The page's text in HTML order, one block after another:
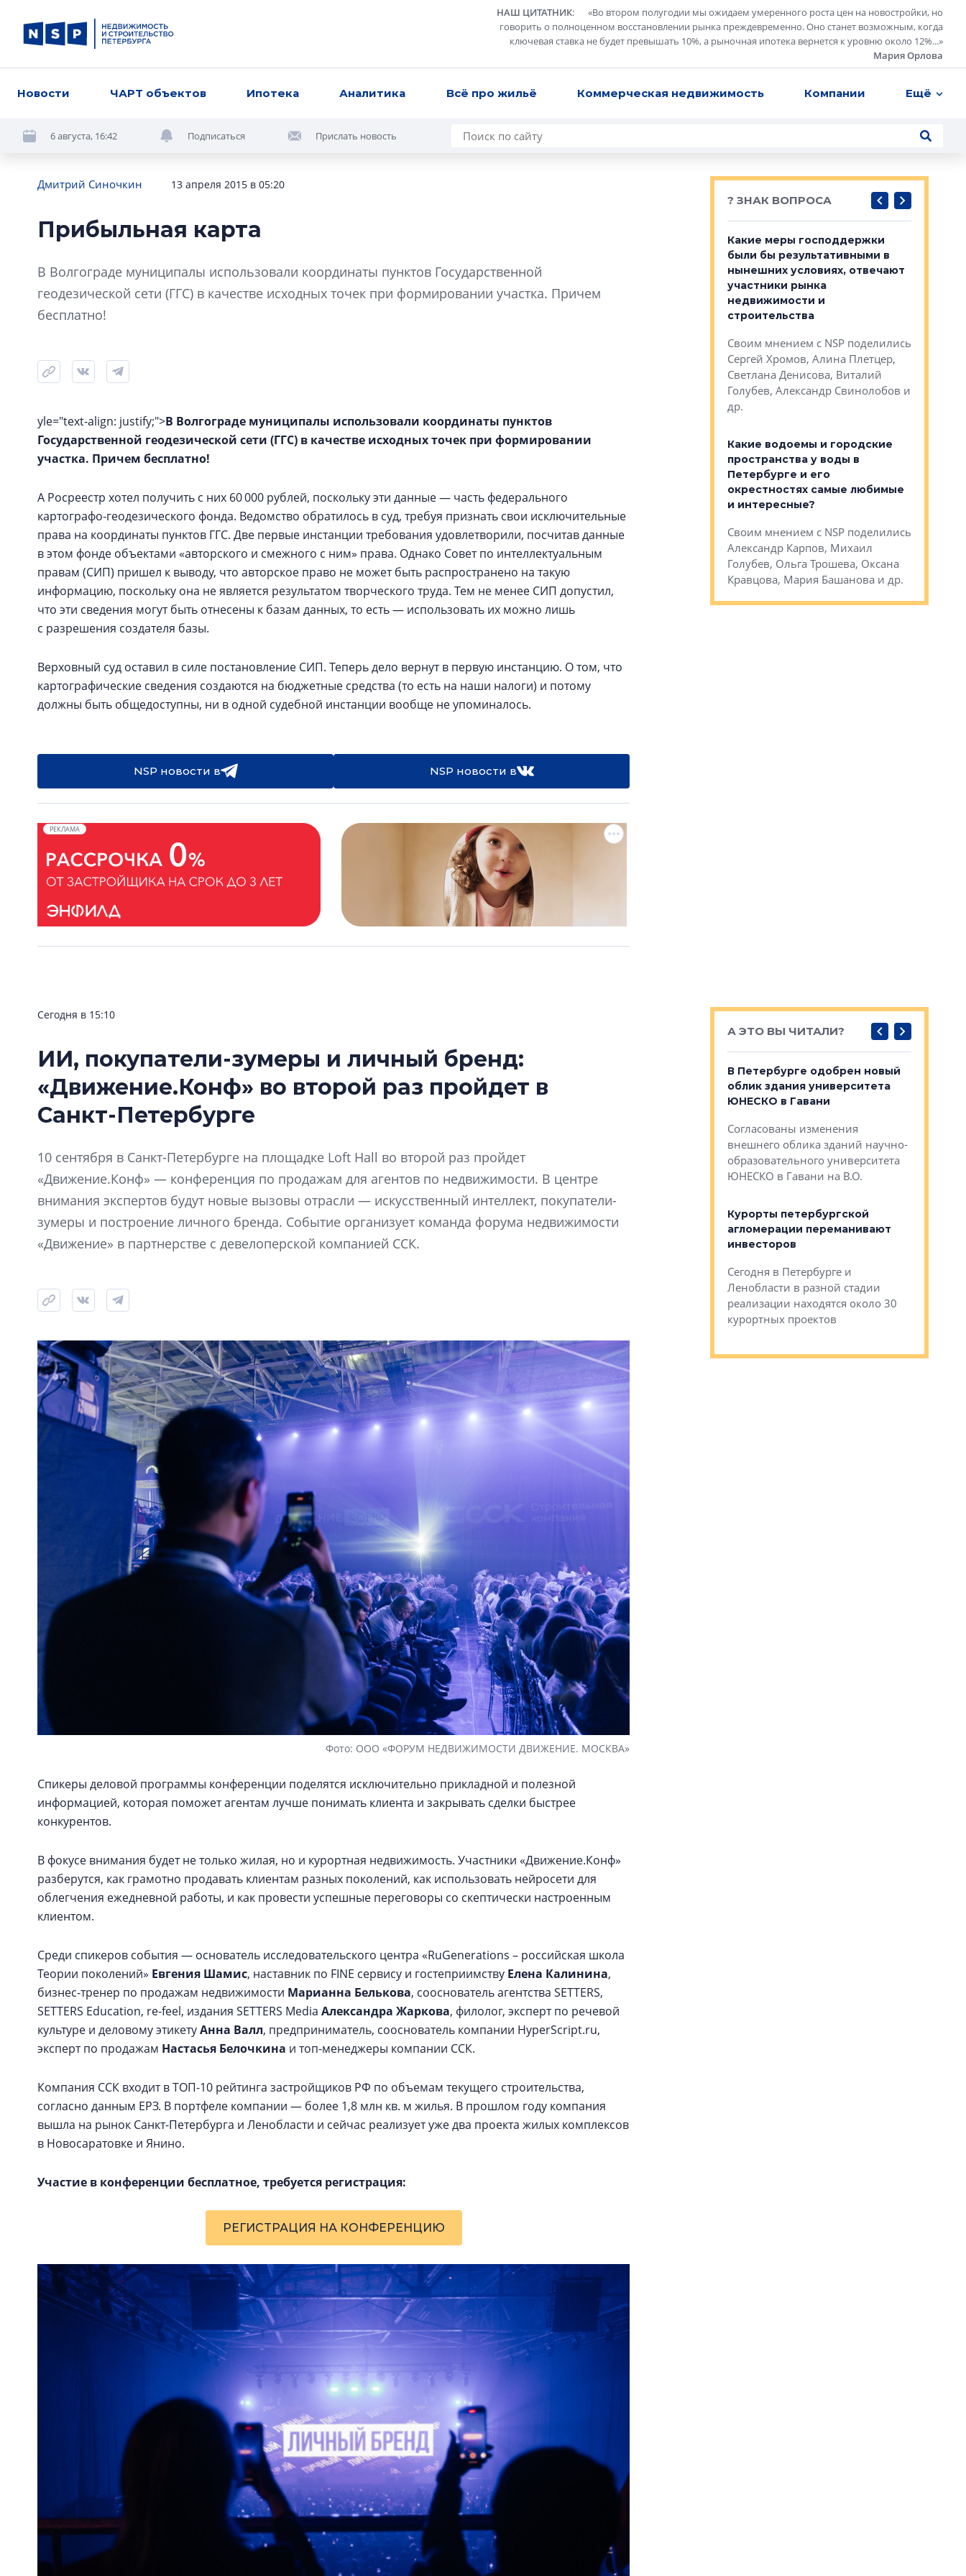
НАШ ЦИТАТНИК: «Во втором полугодии мы ожидаем умеренного роста цен на новостройки, но
говорить о полноценном восстановлении рынка преждевременно. Оно станет возможным, когда
ключевая ставка не будет превышать 10%, а рыночная ипотека вернется к уровню около 12%...»
Мария Орлова
Новости ЧАРТ объектов Ипотека Аналитика Всё про жильё Коммерческая недвижимость Компании Ещё
6 августа, 16:42 Подписаться Прислать новость
Дмитрий Синочкин 13 апреля 2015 в 05:20
Прибыльная карта
В Волгограде муниципалы использовали координаты пунктов Государственной
геодезической сети (ГГС) в качестве исходных точек при формировании участка. Причем
бесплатно!
yle="text-align: justify;">В Волгограде муниципалы использовали координаты пунктов
Государственной геодезической сети (ГГС) в качестве исходных точек при формировании
участка. Причем бесплатно!
А Росреестр хотел получить с них 60 000 рублей, поскольку эти данные — часть федерального
картографо-геодезического фонда. Ведомство обратилось в суд, требуя признать свои исключительные
права на координаты пунктов ГГС. Две первые инстанции требования удовлетворили, посчитав данные
в этом фонде объектами «авторского и смежного с ним» права. Однако Совет по интеллектуальным
правам (СИП) пришел к выводу, что авторское право не может быть распространено на такую
информацию, поскольку она не является результатом творческого труда. Тем не менее СИП допустил,
что эти сведения могут быть отнесены к базам данных, то есть — использовать их можно лишь
с разрешения создателя базы.
Верховный суд оставил в силе постановление СИП. Теперь дело вернут в первую инстанцию. О том, что
картографические сведения создаются на бюджетные средства (то есть на наши налоги) и потому
должны быть общедоступны, ни в одной судебной инстанции вообще не упоминалось.
NSP новости в NSP новости в
РЕКЛАМА
? ЗНАК ВОПРОСА
Разрыв цен между первичкой и
специальности и компетенции
Своим мнением с NSP поделились
Валентина Калинина, Анжелика
Альшаева, Александр
Свинолобов, Александр Кравцов,
Кирилл Кудинов и др.
Какие меры господдержки
были бы результативными в
нынешних условиях, отвечают
участники рынка
недвижимости и
строительства
Своим мнением с NSP поделились
Сергей Хромов, Алина Плетцер,
Светлана Денисова, Виталий
Голубев, Александр Свинолобов и
др.
Какие водоемы и городские
пространства у воды в
Петербурге и его
окрестностях самые любимые
и интересные?
Своим мнением с NSP поделились
Александр Карпов, Михаил
Голубев, Ольга Трошева, Оксана
Кравцова, Мария Башанова и др.
Сегодня в 15:10
ИИ, покупатели-зумеры и личный бренд:
«Движение.Конф» во второй раз пройдет в
Санкт-Петербурге
10 сентября в Санкт-Петербурге на площадке Loft Hall во второй раз пройдет
«Движение.Конф» — конференция по продажам для агентов по недвижимости. В центре
внимания экспертов будут новые вызовы отрасли — искусственный интеллект, покупатели-
зумеры и построение личного бренда. Событие организует команда форума недвижимости
«Движение» в партнерстве с девелоперской компанией ССК.
Фото: ООО «ФОРУМ НЕДВИЖИМОСТИ ДВИЖЕНИЕ. МОСКВА»
Спикеры деловой программы конференции поделятся исключительно прикладной и полезной
информацией, которая поможет агентам лучше понимать клиента и закрывать сделки быстрее
конкурентов.
В фокусе внимания будет не только жилая, но и курортная недвижимость. Участники «Движение.Конф»
разберутся, как грамотно продавать клиентам разных поколений, как использовать нейросети для
облегчения ежедневной работы, и как провести успешные переговоры со скептически настроенным
клиентом.
Среди спикеров события — основатель исследовательского центра «RuGenerations – российская школа
Теории поколений» Евгения Шамис, наставник по FINE сервису и гостеприимству Елена Калинина,
бизнес-тренер по продажам недвижимости Марианна Белькова, сооснователь агентства SETTERS,
SETTERS Education, re-feel, издания SETTERS Media Александра Жаркова, филолог, эксперт по речевой
культуре и деловому этикетуАнна Валл, предприниматель, сооснователь компании HyperScript.ru,
эксперт по продажам Настасья Белочкина и топ-менеджеры компании ССК.
Компания ССК входит в ТОП-10 рейтинга застройщиков РФ по объемам текущего строительства,
согласно данным ЕРЗ. В портфеле компании — более 1,8 млн кв. м жилья. В прошлом году компания
вышла на рынок Санкт-Петербурга и Ленобласти и сейчас реализует уже два проекта жилых комплексов
в Новосаратовке и Янино.
Участие в конференции бесплатное, требуется регистрация:
РЕГИСТРАЦИЯ НА КОНФЕРЕНЦИЮ
А ЭТО ВЫ ЧИТАЛИ?
от эпохи фальш-панелей
2020-2026 годов постройки на
9% дешевле строящихся
Центробанк: квартиры в домах
В Петербурге одобрен новый
облик здания университета
ЮНЕСКО в Гавани
Согласованы изменения
внешнего облика зданий научно-
образовательного университета
ЮНЕСКО в Гавани на В.О.
Курорты петербургской
агломерации переманивают
инвесторов
Сегодня в Петербурге и
Ленобласти в разной стадии
реализации находятся около 30
курортных проектов